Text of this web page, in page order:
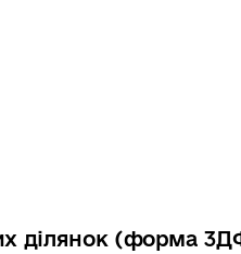
ділянок (форма